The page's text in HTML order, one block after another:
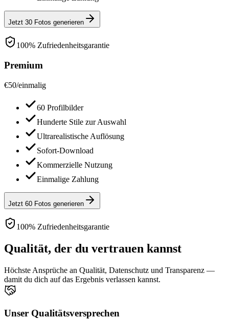
Jetzt 30 Fotos generieren
100% Zufriedenheitsgarantie
Premium
€50/einmalig
60 Profilbilder
Hunderte Stile zur Auswahl
Ultrarealistische Auflösung
Sofort-Download
Kommerzielle Nutzung
Einmalige Zahlung
Jetzt 60 Fotos generieren
100% Zufriedenheitsgarantie
Qualität, der du vertrauen kannst
Höchste Ansprüche an Qualität, Datenschutz und Transparenz —
damit du dich auf das Ergebnis verlassen kannst.
Unser Qualitätsversprechen